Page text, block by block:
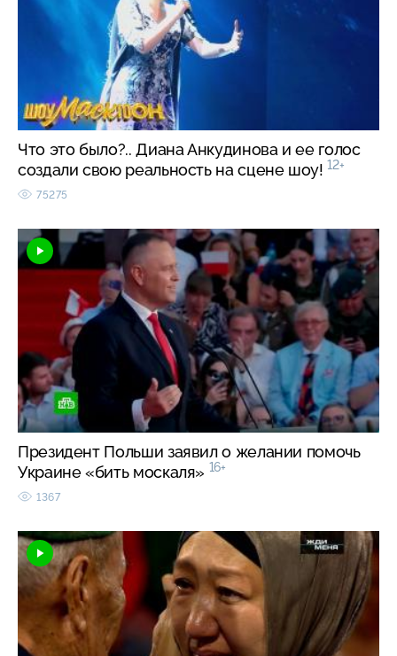
Что это было?.. Диана Анкудинова и ее голос
создали свою реальность на сцене шоу! 12+
75275
Президент Польши заявил о желании помочь
Украине «бить москаля» 16+
1367